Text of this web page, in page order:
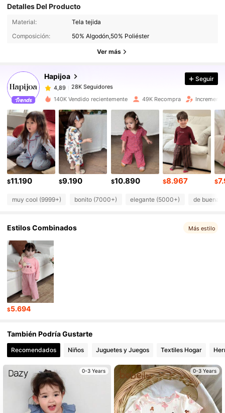
Detalles Del Producto
Material:
Tela tejida
Composición:
50% Algodón,50% Poliéster
Ver más
Hapijoa
28K Seguidores
28K Seguidores
4,89 28K Seguidores
4,89 28K Seguidores
4,89 28K Seguidores
4,89 28K Seguidores
4,89 28K Seguidores
Seguir
140K Vendido recientemente 49K Recompra
$11.190 $9.190 $10.890 $8.967 $
muy cool (9999+) bonito (7000+) elegante (5000+) de buena
Estilos Combinados Más estilo
$5.694
También Podría Gustarte
Recomendados Niños Juguetes y Juegos Textiles Hogar
0-3 Years 0-3 Years